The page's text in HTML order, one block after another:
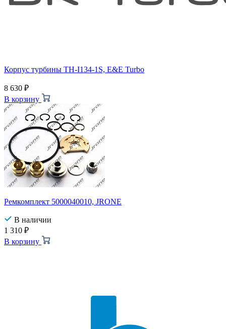
Корпус турбины TH-I134-1S, E&E Turbo
8 630 ₽
В корзину
Ремкомплект 5000040010, JRONE
В наличии
1 310 ₽
В корзину